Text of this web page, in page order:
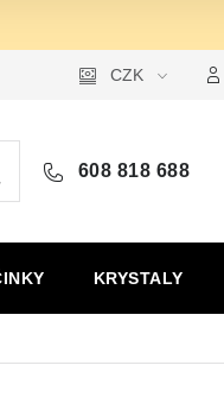
Formulář pro
CZK
608 818 688
KRYSTALY